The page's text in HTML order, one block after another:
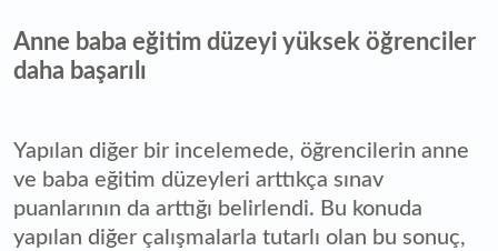
Anne baba eğitim düzeyi yüksek öğrenciler
daha başarılı
Yapılan diğer bir incelemede, öğrencilerin anne
ve baba eğitim düzeyleri arttıkça sınav
puanlarının da arttığı belirlendi. Bu konuda
yapılan diğer çalışmalarla tutarlı olan bu sonuç,